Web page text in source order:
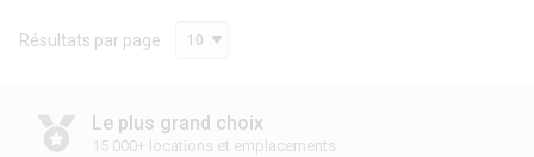
Résultats par page 10
Le plus grand choix
15 000+ locations et emplacements